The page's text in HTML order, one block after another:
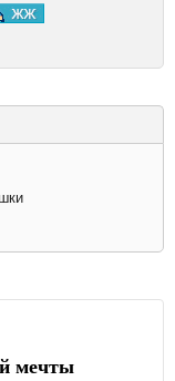
мечты